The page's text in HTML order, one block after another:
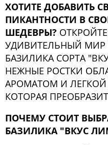
ХОТИТЕ ДОБАВИТЬ
ПИКАНТНОСТИ В
ШЕДЕВРЫ?
УДИВИТЕЛЬНЫЙ МИР
БАЗИЛИКА СОРТА
НЕЖНЫЕ РОСТКИ
АРОМАТОМ И
КОТОРАЯ
ПОЧЕМУ СТОИТ
БАЗИЛИКА "ВКУС